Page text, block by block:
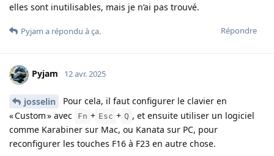
elles sont inutilisables, mais je n’ai pas trouvé.
Répondre
Pyjam a répondu à ça.
Pyjam 12 avr. 2025
josselin
Pour cela, il faut configurer le clavier en
« Custom » avec
Fn + Esc + Q , et ensuite utiliser un logiciel
comme Karabiner sur Mac, ou Kanata sur PC, pour
reconfigurer les touches F16 à F23 en autre chose.